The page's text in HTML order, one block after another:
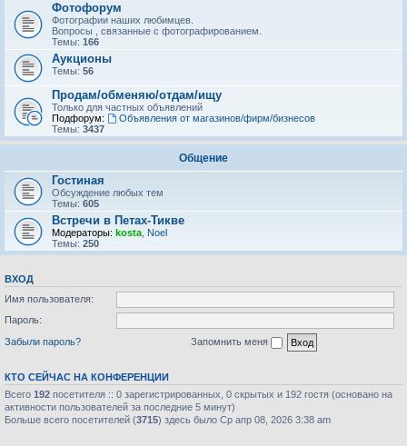
Фотофорум
Фотографии наших любимцев.
Вопросы , связанные с фотографированием.
Темы: 166
Аукционы
Темы: 56
Продам/обменяю/отдам/ищу
Только для частных объявлений
Подфорум:
Объявления от магазинов/фирм/бизнесов
Темы: 3437
Общение
Гостиная
Обсуждение любых тем
Темы: 605
Встречи в Петах-Тикве
Модераторы: kosta Noel
Темы: 250
ВХОД
Имя пользователя:
Пароль:
Забыли пароль?
Запомнить меня
КТО СЕЙЧАС НА КОНФЕРЕНЦИИ
Всего 192 посетителя :: 0 зарегистрированных, 0 скрытых и 192 гостя (основано на
активности пользователей за последние 5 минут)
Больше всего посетителей (3715) здесь было Ср апр 08, 2026 3:38 am